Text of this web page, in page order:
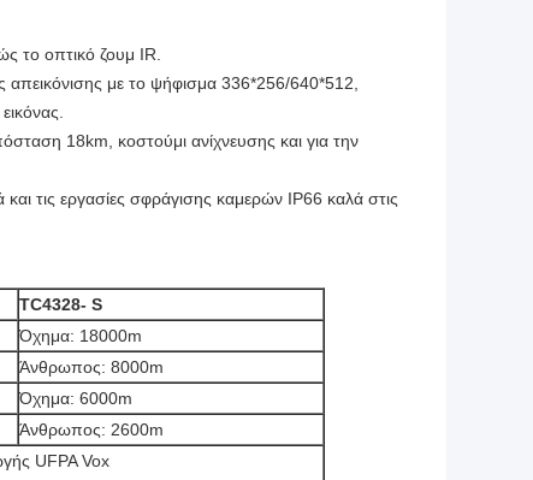
το οπτικό ζουμ IR.
απεικόνισης με το ψήφισμα 336*256/640*512,
18km, κοστούμι ανίχνευσης και για την
τις εργασίες σφράγισης καμερών IP66 καλά στις
TC4328- S
Όχημα: 18000m
Άνθρωπος: 8000m
Όχημα: 6000m
Άνθρωπος: 2600m
UFPA Vox